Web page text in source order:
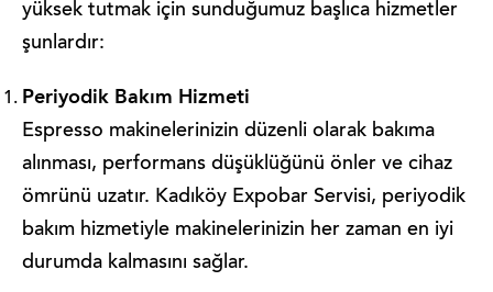
yüksek tutmak için sunduğumuz başlıca hizmetler
şunlardır:
Periyodik Bakım Hizmeti
Espresso makinelerinizin düzenli olarak bakıma
alınması, performans düşüklüğünü önler ve cihaz
ömrünü uzatır. Kadıköy Expobar Servisi, periyodik
bakım hizmetiyle makinelerinizin her zaman en iyi
durumda kalmasını sağlar.